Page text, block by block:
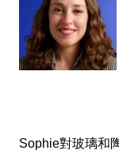
Sophie對玻璃和